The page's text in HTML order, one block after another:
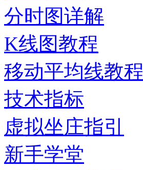
分时图详解
K线图教程
移动平均线教程
技术指标
虚拟坐庄指引
新手学堂